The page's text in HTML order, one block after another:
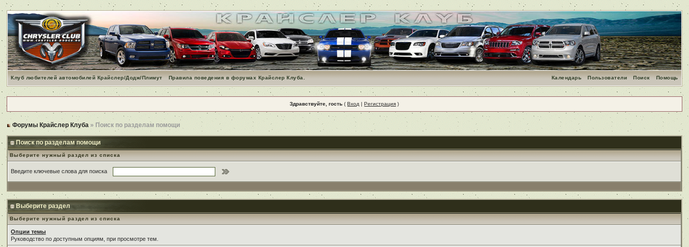
Клуб любителей автомобилей Крайслер/Додж/Плимут Правила поведения в форумах Крайслер Клуба. Помощь
Поиск
Пользователи
Календарь
Здравствуйте, гость (Вход |Регистрация )
Форумы Крайслер Клуба » Поиск по разделам помощи
Поиск по разделам помощи
Выберите нужный раздел из списка
Введите ключевые слова для поиска
Выберите раздел
Выберите нужный раздел из списка
Опции темы
Руководство по доступным опциям, при просмотре тем.